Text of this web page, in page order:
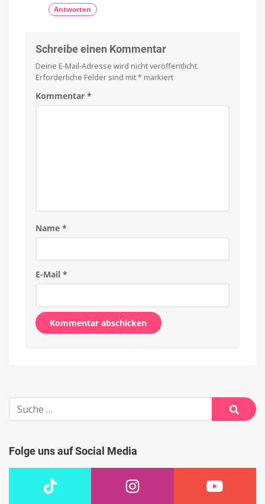
Antworten
Schreibe einen Kommentar
Deine E-Mail-Adresse wird nicht veröffentlicht.
Erforderliche Felder sind mit* markiert
Kommentar *
Name *
E-Mail *
Suche
nach:
Suche
Folge uns auf Social Media